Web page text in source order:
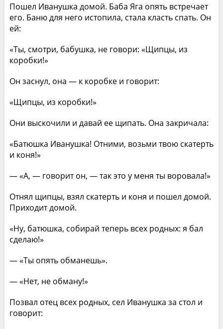
Пошел Иванушка домой. Баба Яга опять встречает
его. Баню для него истопила, стала класть спать. Он
ей:
«Ты, смотри, бабушка, не говори: «Щипцы, из
коробки!»
Он заснул, она — к коробке и говорит:
«Щипцы, из коробки!»
Они выскочили и давай ее щипать. Она закричала:
«Батюшка Иванушка! Отними, возьми твою скатерть
и коня!»
— «А, — говорит он, — так это у меня ты воровала!»
Отнял щипцы, взял скатерть и коня и пошел домой.
Приходит домой.
«Ну, батюшка, собирай теперь всех родных: я бал
сделаю!»
— «Ты опять обманешь».
— «Нет, не обману!»
Позвал отец всех родных, сел Иванушка за стол и
говорит: